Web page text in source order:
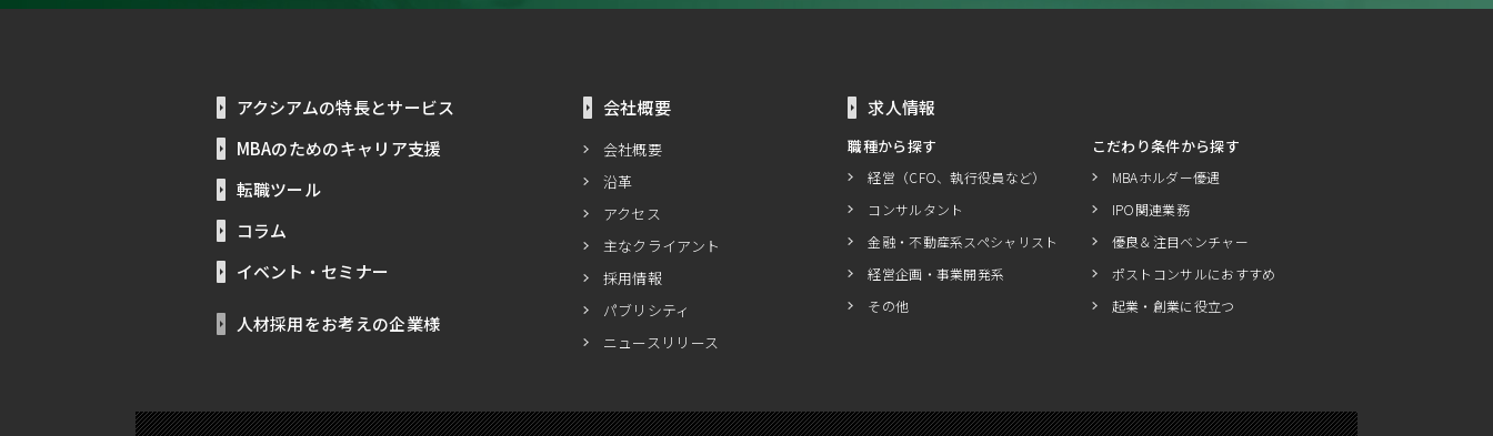
アクシアムの特長とサービス
MBAのためのキャリア支援
転職ツール
コラム
イベント・セミナー
人材採用をお考えの企業様
会社概要
会社概要
沿革
アクセス
主なクライアント
採用情報
パブリシティ
ニュースリリース
求人情報
職種から探す
経営（CFO、執行役員など）
コンサルタント
金融・不動産系スペシャリスト
経営企画・事業開発系
その他
こだわり条件から探す
MBAホルダー優遇
IPO関連業務
優良＆注目ベンチャー
ポストコンサルにおすすめ
起業・創業に役立つ